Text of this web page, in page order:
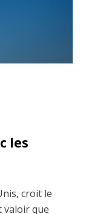
les
croit le
valoir que